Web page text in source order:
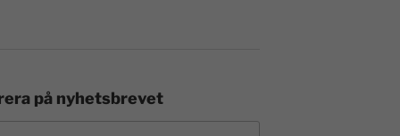
på nyhetsbrevet